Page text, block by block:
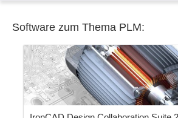
Software zum Thema PLM: